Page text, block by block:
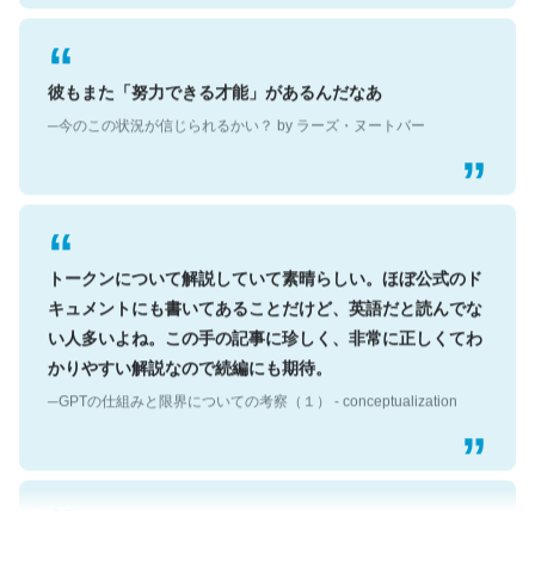
トークンについて解説していて素晴らしい。ほぼ公式のド
い人多いよね。この手の記事に珍しく、非常に正しくてわ